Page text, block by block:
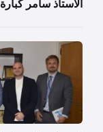
الأستاذ سامر كبارة